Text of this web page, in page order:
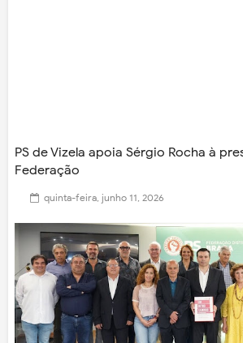
PS de Vizela apoia Sérgio Rocha à
Federação
quinta-feira, junho 11, 2026